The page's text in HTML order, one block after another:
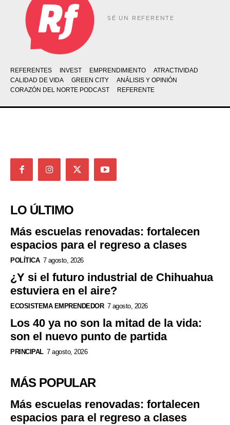
SÉ UN REFERENTE
REFERENTES INVEST EMPRENDIMIENTO
ATRACTIVIDAD
CALIDAD DE VIDA
GREEN CITY
ANÁLISIS Y OPINIÓN
CORAZÓN DEL NORTE PODCAST
REFERENTE
LO ÚLTIMO
Más escuelas renovadas: fortalecen
espacios para el regreso a clases
POLÍTICA 7 agosto, 2026
¿Y si el futuro industrial de Chihuahua
estuviera en el aire?
ECOSISTEMA EMPRENDEDOR 7 agosto, 2026
Los 40 ya no son la mitad de la vida:
son el nuevo punto de partida
PRINCIPAL 7 agosto, 2026
MÁS POPULAR
Más escuelas renovadas: fortalecen
espacios para el regreso a clases